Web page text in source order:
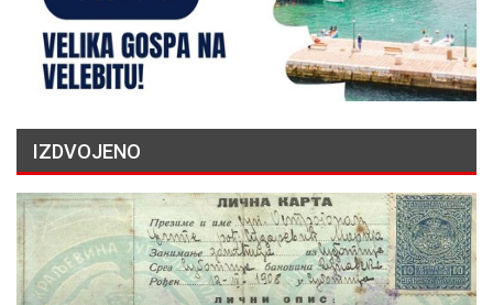
IZDVOJENO